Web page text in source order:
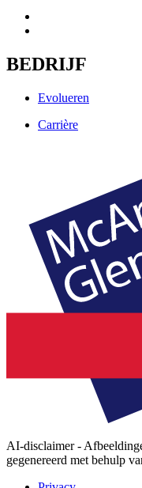
BEDRIJF
Evolueren
Carrière
AI-disclaimer -
gegenereerd met behulp